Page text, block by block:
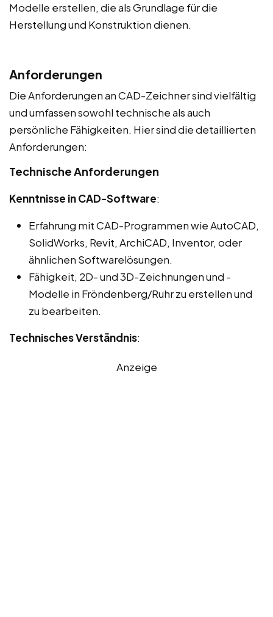
Modelle erstellen, die als Grundlage für die
Herstellung und Konstruktion dienen.
Anforderungen
Die Anforderungen an CAD-Zeichner sind vielfältig
und umfassen sowohl technische als auch
persönliche Fähigkeiten. Hier sind die detaillierten
Anforderungen:
Technische Anforderungen
Kenntnisse in CAD-Software:
Erfahrung mit CAD-Programmen wie AutoCAD,
SolidWorks, Revit, ArchiCAD, Inventor, oder
ähnlichen Softwarelösungen.
Fähigkeit, 2D- und 3D-Zeichnungen und -
Modelle in Fröndenberg/Ruhr zu erstellen und
zu bearbeiten.
Technisches Verständnis:
Anzeige